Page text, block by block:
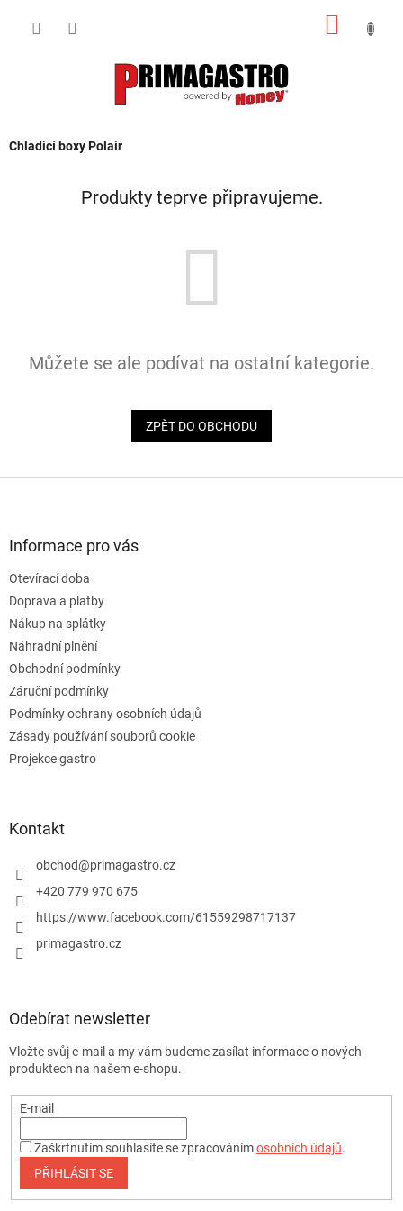
Chladicí boxy Polair
Produkty teprve připravujeme.
Můžete se ale podívat na ostatní kategorie.
ZPĚT DO OBCHODU
Informace pro vás
Otevírací doba
Doprava a platby
Nákup na splátky
Náhradní plnění
Obchodní podmínky
Záruční podmínky
Podmínky ochrany osobních údajů
Zásady používání souborů cookie
Projekce gastro
Kontakt
obchod@primagastro.cz
+420 779 970 675
https://www.facebook.com/61559298717137
primagastro.cz
Odebírat newsletter
Vložte svůj e-mail a my vám budeme zasílat informace o nových
produktech na našem e-shopu.
E-mail
Zaškrtnutím souhlasíte se zpracovánímosobních údajů.
PŘIHLÁSIT SE